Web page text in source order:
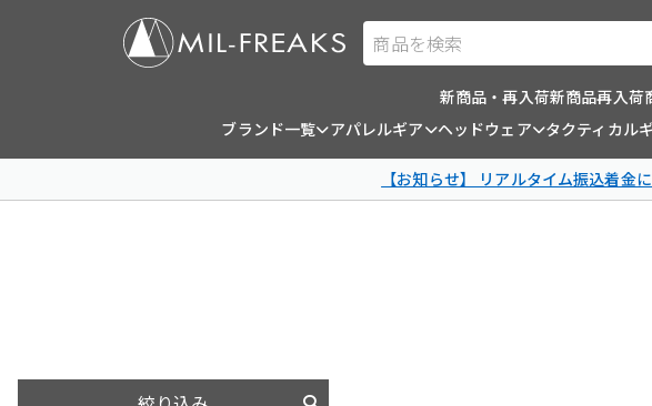
商品を検索
新商品・再入荷新商品再入荷
ブランド一覧
アパレルギア ヘッドウェア タクティカル
【お知らせ】 リアルタイム振込着金